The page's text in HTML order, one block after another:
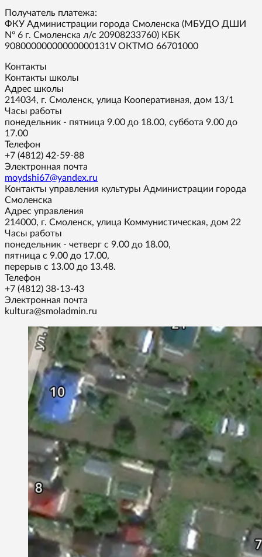
Получатель платежа:
ФКУ Администрации города Смоленска (МБУДО ДШИ
Nº 6 г. Смоленска л/с 20908233760) КБК
90800000000000000131V ОКТМО 66701000
Контакты
Контакты школы
Адрес школы
214034, г. Смоленск, улица Кооперативная, дом 13/1
Часы работы
понедельник - пятница 9.00 до 18.00, суббота 9.00 до
17.00
Телефон
+7 (4812) 42-59-88
Электронная почта
moydshi67@yandex.ru
Контакты управления культуры Администрации города
Смоленска
Адрес управления
214000, г. Смоленск, улица Коммунистическая, дом 22
Часы работы
понедельник - четверг с 9.00 до 18.00,
пятница с 9.00 до 17.00,
перерыв с 13.00 до 13.48.
Телефон
+7 (4812) 38-13-43
Электронная почта
kultura@smoladmin.ru